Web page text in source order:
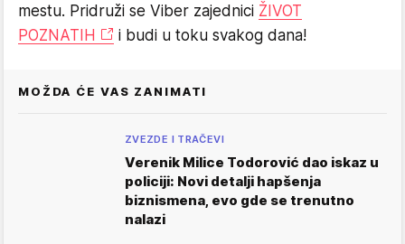
mestu. Pridruži se Viber zajednici ŽIVOT
POZNATIH
i budi u toku svakog dana!
MOŽDA ĆE VAS ZANIMATI
ZVEZDE I TRAČEVI
Verenik Milice Todorović dao iskaz u
policiji: Novi detalji hapšenja
biznismena, evo gde se trenutno
nalazi